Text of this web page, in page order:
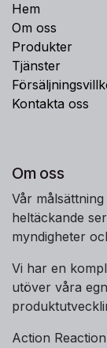
Hem
Om oss
Produkter
Tjänster
Kontakta oss
Om oss
Vår
heltäckande
myndigheter
Vi har en
utöver våra
Action